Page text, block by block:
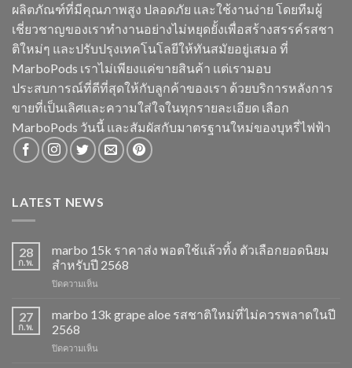
ผลิตภัณฑ์ที่มีคุณภาพสูง ปลอดภัย และใช้งานง่าย โดยทีมผู้
เชี่ยวชาญของเราทำงานอย่างไม่หยุดยั้งเพื่อสร้างสรรค์รสชา
ติใหม่ๆ และปรับปรุงเทคโนโลยีให้ทันสมัยอยู่เสมอ ที่
MarboPods เราไม่เพียงแค่ขายสินค้า แต่เรามอบ
ประสบการณ์ที่ดีที่สุดให้กับลูกค้าของเรา ด้วยบริการหลังการ
ขายที่เป็นเลิศและความใส่ใจในทุกรายละเอียด เลือก
MarboPods วันนี้ และสัมผัสกับมาตรฐานใหม่ของบุหรี่ไฟฟ้า
LATEST NEWS
28
ก.พ.
marbo 15k ราคาส่ง พอตใช้แล้วทิ้ง ตัวเลือกยอดนิยม
สำหรับปี 2568
ปิดความเห็น
15k
ราคา
พอต
27
ก.พ.
marbo 13k grape aloe รสชาติใหม่ที่ไม่ควรพลาดในปี
2568
ปิดความเห็น